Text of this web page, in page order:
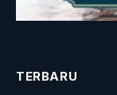
TERBARU